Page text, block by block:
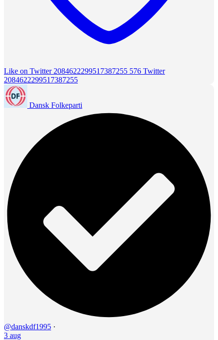
Like on Twitter 2084622299517387255 576 Twitter
2084622299517387255
Dansk Folkeparti
@danskdf1995 ·
3 aug